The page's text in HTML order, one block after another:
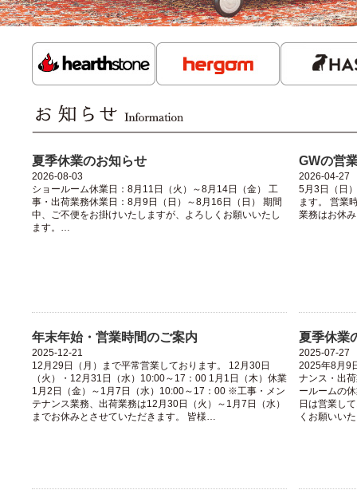
夏季休業のお知らせ
2026-08-03
ショールーム休業日：8月11日（火）～8月14日（金） 工
事・出荷業務休業日：8月9日（日）～8月16日（日） 期間
中、ご不便をお掛けいたしますが、よろしくお願いいたし
ます。…
GWの営
2026-04-27
5月3日（日
ます。 営業
業務はお休
年末年始・営業時間のご案内
2025-12-21
12月29日（月）まで平常営業しております。 12月30日
（火）・12月31日（水）10:00～17：00 1月1日（木）休業
1月2日（金）～1月7日（水）10:00～17：00 ※工事・メン
テナンス業務、出荷業務は12月30日（火）～1月7日（水）
までお休みとさせていただきます。 皆様…
夏季休業
2025-07-27
2025年8月9
ナンス・出
ールームの
日は営業し
くお願いい